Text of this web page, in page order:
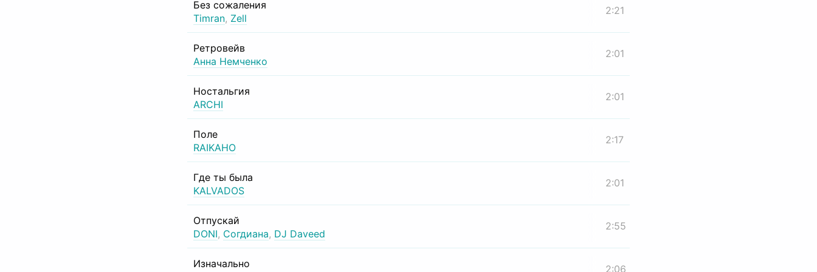
Без сожаления
Timran, Zell
2:21
Ретровейв
Анна Немченко
2:01
Ностальгия
ARCHI
2:01
Поле
RAIKAHO
2:17
Где ты была
KALVADOS
2:01
Отпускай
DONI, Согдиана, DJ Daveed
2:55
Изначально
2:06